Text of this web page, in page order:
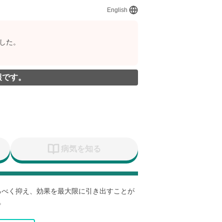
English
た。
す。
病気を知る
く抑え、効果を最大限に引き出すことが